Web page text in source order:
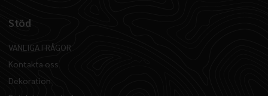
Stöd
VANLIGA FRÅGOR
Kontakta oss
Dekoration